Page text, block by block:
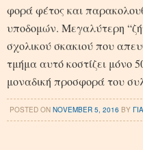
φορά φέτος και
υποδομών. Μεγαλύτερη
σχολικού σκακιού που
τμήμα αυτό κοστίζει μόνο
μοναδική προσφορά του
POSTED ONNOVEMBER 5, 2016 BY